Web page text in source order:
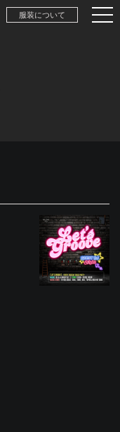
服装について